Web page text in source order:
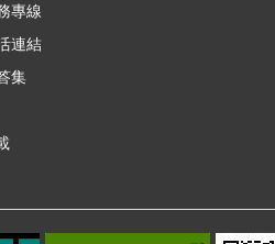
專線
連結
集